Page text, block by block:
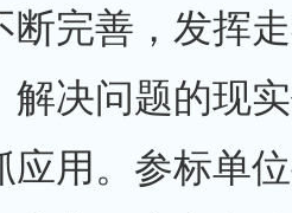
断完善，发挥
解决问题的现
应用。参标单